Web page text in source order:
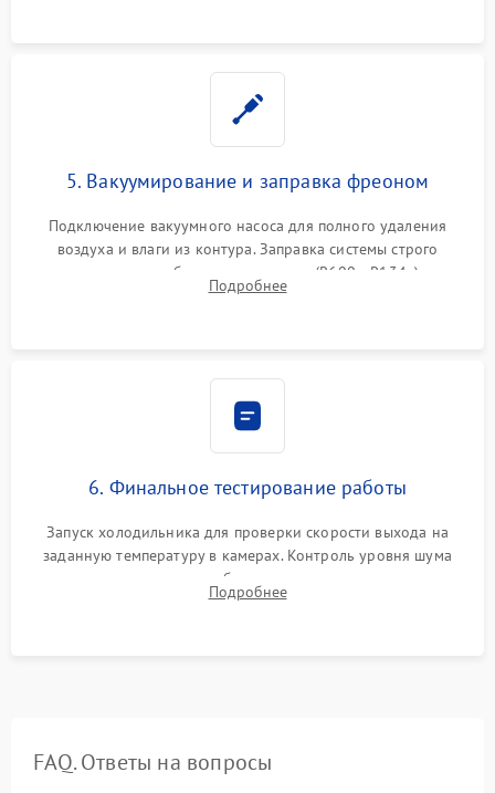
5. Вакуумирование и заправка фреоном
Подключение вакуумного насоса для полного удаления
воздуха и влаги из контура. Заправка системы строго
дозированным объемом хладагента (R600a, R134a) по
электронным весам. Контроль рабочего давления в системе.
Подробнее
6. Финальное тестирование работы
Запуск холодильника для проверки скорости выхода на
заданную температуру в камерах. Контроль уровня шума
компрессора, отсутствия обмерзания стенок и корректного
срабатывания системы автоматической оттайки.
Подробнее
FAQ. Ответы на вопросы